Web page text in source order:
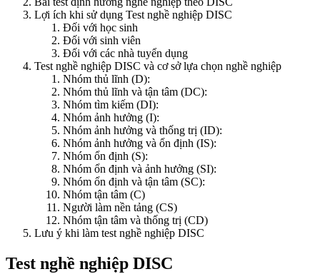
Lợi ích khi sử dụng Test nghề nghiệp DISC
Đối với học sinh
Đối với sinh viên
Đối với các nhà tuyển dụng
Test nghề nghiệp DISC và cơ sở lựa chọn nghề nghiệp
Nhóm thủ lĩnh (D):
Nhóm thủ lĩnh và tận tâm (DC):
Nhóm tìm kiếm (DI):
Nhóm ảnh hưởng (I):
Nhóm ảnh hưởng và thống trị (ID):
Nhóm ảnh hưởng và ổn định (IS):
Nhóm ổn định (S):
Nhóm ổn định và ảnh hưởng (SI):
Nhóm ổn định và tận tâm (SC):
Nhóm tận tâm (C)
Người làm nền tảng (CS)
Nhóm tận tâm và thống trị (CD)
Lưu ý khi làm test nghề nghiệp DISC
Test nghề nghiệp DISC